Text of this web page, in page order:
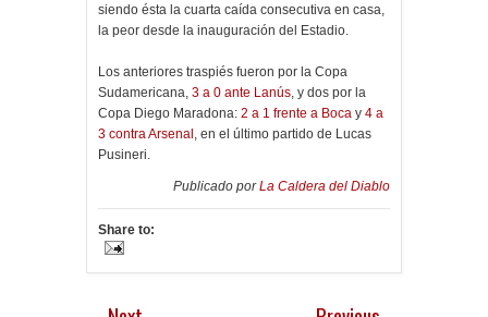
siendo ésta la cuarta caída consecutiva en casa,
la peor desde la inauguración del Estadio.
Los anteriores traspiés fueron por la Copa
Sudamericana, 3 a 0 ante Lanús , y dos por la
Copa Diego Maradona: 2 a 1 frente a Boca y 4 a
3 contra Arsenal , en el último partido de Lucas
Pusineri.
Publicado porLa Caldera del Diablo
Share to: